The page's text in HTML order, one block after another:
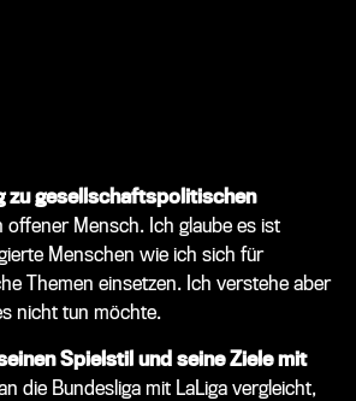
zu gesellschaftspolitischen
offener Mensch. Ich glaube es ist
Menschen wie ich sich für
Themen einsetzen. Ich verstehe aber
nicht tun möchte.
Spielstil und seine Ziele mit
die Bundesliga mit LaLiga vergleicht,